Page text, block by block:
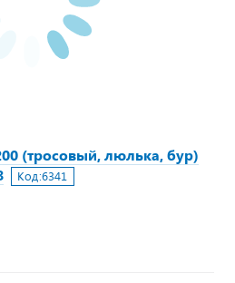
(тросовый, люлька, бур)
Код:6341